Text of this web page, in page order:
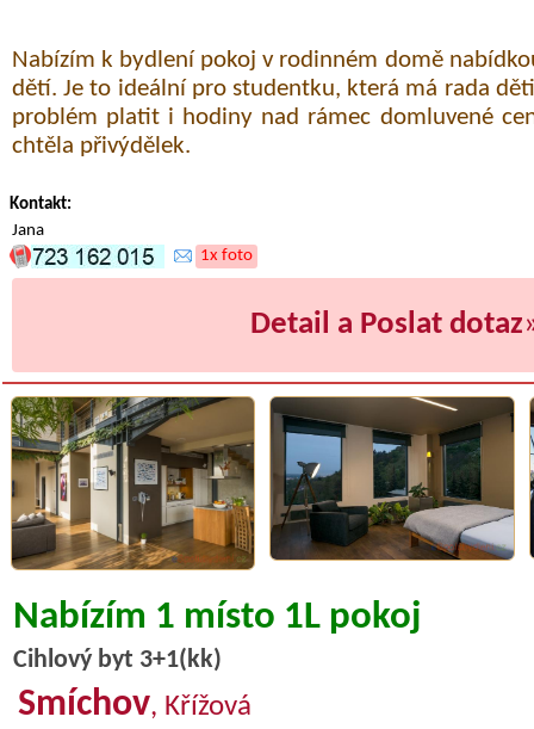
Nabízím k bydlení pokoj v rodinném domě
dětí. Je to ideální pro studentku, která má rada
problém platit i hodiny nad rámec domluvené
chtěla přivýdělek.
Kontakt:
Jana
1x foto
Detail a Poslat dotaz
Nabízím 1 místo 1L pokoj
Cihlový byt 3+1(kk)
Smíchov, Křížová